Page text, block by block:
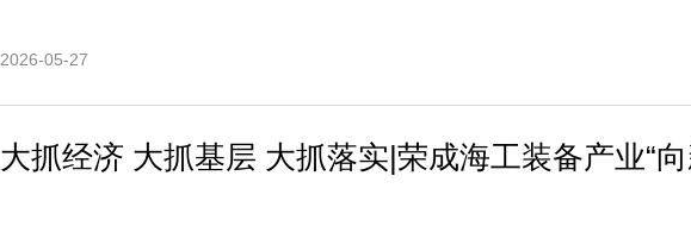
2026-05-27
大抓经济 大抓基层 大抓落实|荣成海工装备产业“